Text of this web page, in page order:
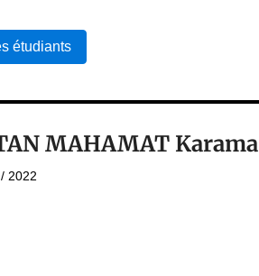
étudiants
MAHAMAT Karama
2022